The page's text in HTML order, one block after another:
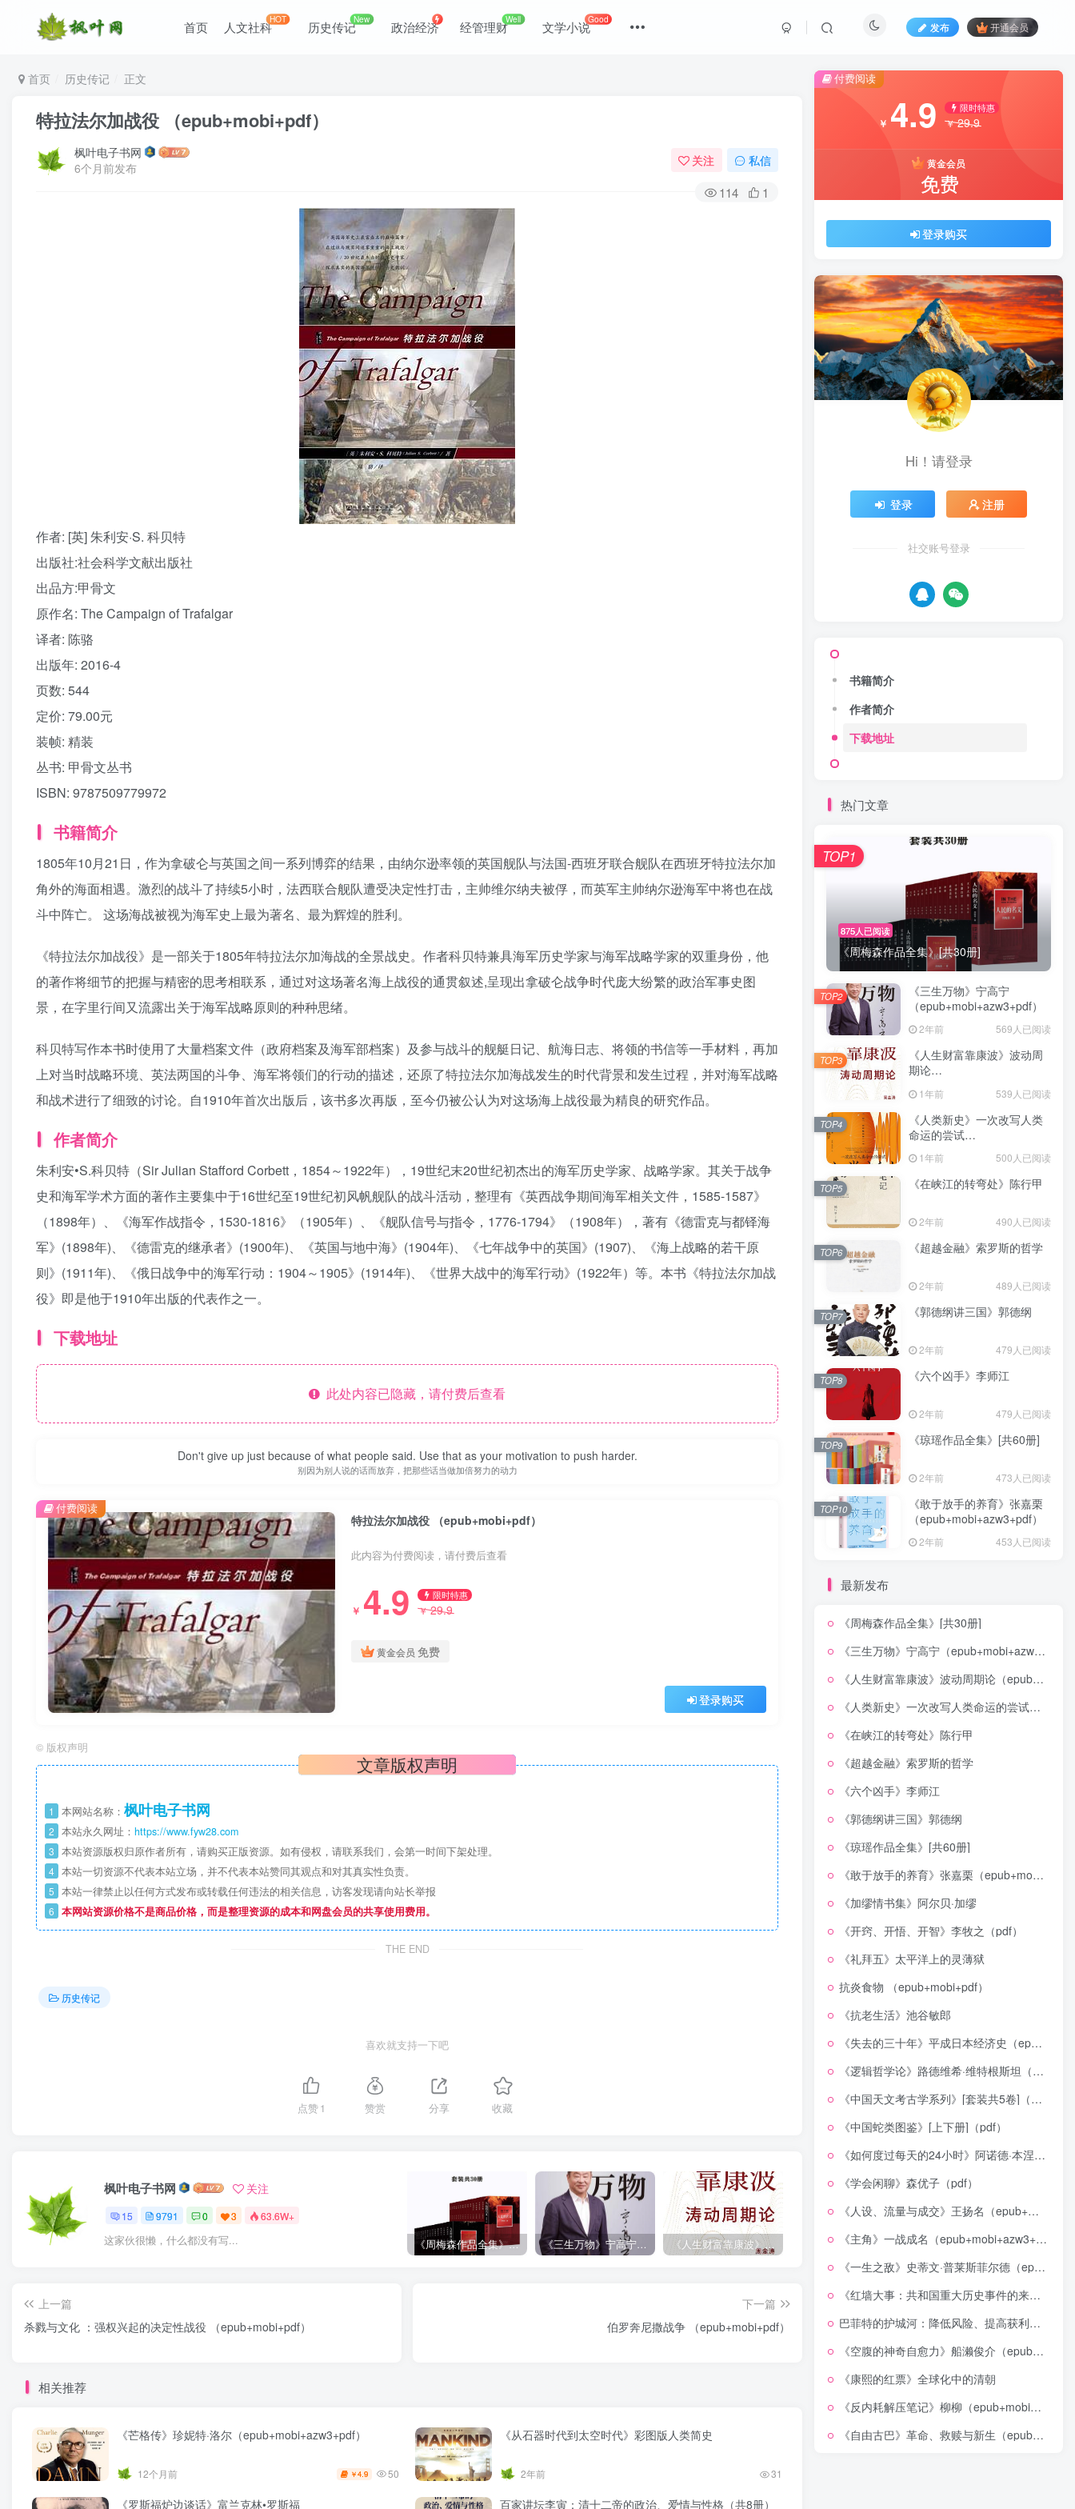
首页 人文社科HOT 历史传记New 政治经济 经管理财Well 文学小说Good
发布 开通会员
首页 历史传记 正文
特拉法尔加战役 （epub+mobi+pdf）
枫叶电子书网
6个月前发布
关注 私信
114 1
作者: [英] 朱利安·S. 科贝特
出版社:社会科学文献出版社
出品方:甲骨文
原作名: The Campaign of Trafalgar
译者: 陈骆
出版年: 2016-4
页数: 544
定价: 79.00元
装帧: 精装
丛书: 甲骨文丛书
ISBN: 9787509779972
书籍简介
1805年10月21日，作为拿破仑与英国之间一系列博弈的结果，由纳尔逊率领的英国舰队与法国-西班牙联合舰队在西班牙特拉法尔加
角外的海面相遇。激烈的战斗了持续5小时，法西联合舰队遭受决定性打击，主帅维尔纳夫被俘，而英军主帅纳尔逊海军中将也在战
斗中阵亡。 这场海战被视为海军史上最为著名、最为辉煌的胜利。
《特拉法尔加战役》是一部关于1805年特拉法尔加海战的全景战史。作者科贝特兼具海军历史学家与海军战略学家的双重身份，他
的著作将细节的把握与精密的思考相联系，通过对这场著名海上战役的通贯叙述,呈现出拿破仑战争时代庞大纷繁的政治军事史图
景，在字里行间又流露出关于海军战略原则的种种思绪。
科贝特写作本书时使用了大量档案文件（政府档案及海军部档案）及参与战斗的舰艇日记、航海日志、将领的书信等一手材料，再加
上对当时战略环境、英法两国的斗争、海军将领们的行动的描述，还原了特拉法尔加海战发生的时代背景和发生过程，并对海军战略
和战术进行了细致的讨论。自1910年首次出版后，该书多次再版，至今仍被公认为对这场海上战役最为精良的研究作品。
作者简介
朱利安•S.科贝特（Sir Julian Stafford Corbett，1854～1922年），19世纪末20世纪初杰出的海军历史学家、战略学家。其关于战争
史和海军学术方面的著作主要集中于16世纪至19世纪初风帆舰队的战斗活动，整理有《英西战争期间海军相关文件，1585-1587》
（1898年）、《海军作战指令，1530-1816》（1905年）、《舰队信号与指令，1776-1794》（1908年），著有《德雷克与都铎海
军》(1898年)、《德雷克的继承者》(1900年)、《英国与地中海》(1904年)、《七年战争中的英国》(1907)、《海上战略的若干原
则》(1911年)、《俄日战争中的海军行动：1904～1905》(1914年)、《世界大战中的海军行动》(1922年）等。本书《特拉法尔加战
役》即是他于1910年出版的代表作之一。
下载地址
此处内容已隐藏，请付费后查看
Don't give up just because of what people said. Use that as your motivation to push harder.
别因为别人说的话而放弃，把那些话当做加倍努力的动力
特拉法尔加战役 （epub+mobi+pdf）
此内容为付费阅读，请付费后查看
￥ 4.9 限时特惠
￥29.9
黄金会员 免费
登录购买
付费阅读
© 版权声明
文章版权声明
1 本网站名称： 枫叶电子书网
2 本站永久网址： https://www.fyw28.com
3 本站资源版权归原作者所有，请购买正版资源。如有侵权，请联系我们，会第一时间下架处理。
4 本站一切资源不代表本站立场，并不代表本站赞同其观点和对其真实性负责。
5 本站一律禁止以任何方式发布或转载任何违法的相关信息，访客发现请向站长举报
6 本网站资源价格不是商品价格，而是整理资源的成本和网盘会员的共享使用费用。
THE END
历史传记
喜欢就支持一下吧
点赞1 赞赏 分享 收藏
枫叶电子书网 关注
15 9791 0 3 63.6W+
这家伙很懒，什么都没有写... 《周梅森作品全集》[共30册] 《三生万物》宁高宁（epub+mobi+azw3+pdf） 《人生财富靠康波》波动周期论（epub+mobi+azw3+pdf） 《人类新史》一次改写人类命运的尝试（epub+mobi+azw3+pdf） 《在峡江的转弯处》陈行甲
上一篇
杀戮与文化 ：强权兴起的决定性战役 （epub+mobi+pdf）
下一篇
伯罗奔尼撒战争 （epub+mobi+pdf）
相关推荐
《芒格传》珍妮特·洛尔（epub+mobi+azw3+pdf）
12个月前 ￥4.9 50
《从石器时代到太空时代》彩图版人类简史
2年前 31
《罗斯福炉边谈话》富兰克林•罗斯福 百家讲坛李寅：清十二帝的政治、爱情与性格（共8册）
付费阅读
￥ 4.9 限时特惠
￥29.9
黄金会员
免费
登录购买
Hi！请登录
登录 注册
社交账号登录
书籍简介
作者简介
下载地址
热门文章
875人已阅读
《周梅森作品全集》[共30册]
TOP1
《三生万物》宁高宁
（epub+mobi+azw3+pdf）
2年前 569人已阅读
TOP2
《人生财富靠康波》波动周
期论
1年前 539人已阅读
TOP3
《人类新史》一次改写人类
命运的尝试
1年前 500人已阅读
TOP4
《在峡江的转弯处》陈行甲
2年前 490人已阅读
TOP5
《超越金融》索罗斯的哲学
2年前 489人已阅读
TOP6
《郭德纲讲三国》郭德纲
2年前 479人已阅读
TOP7
《六个凶手》李师江
2年前 479人已阅读
TOP8
《琼瑶作品全集》[共60册]
2年前 473人已阅读
TOP9
《敢于放手的养育》张嘉栗
（epub+mobi+azw3+pdf）
2年前 453人已阅读
TOP10
最新发布
《周梅森作品全集》[共30册]
《三生万物》宁高宁（epub+mobi+azw3+pdf）
《人生财富靠康波》波动周期论（epub+mobi+azw3+pdf）
《人类新史》一次改写人类命运的尝试（epub+mobi+azw3+pdf）
《在峡江的转弯处》陈行甲
《超越金融》索罗斯的哲学
《六个凶手》李师江
《郭德纲讲三国》郭德纲
《琼瑶作品全集》[共60册]
《敢于放手的养育》张嘉栗（epub+mobi+azw3+pdf）
《加缪情书集》阿尔贝·加缪
《开窍、开悟、开智》李牧之（pdf）
《礼拜五》太平洋上的灵薄狱
抗炎食物 （epub+mobi+pdf）
《抗老生活》池谷敏郎
《失去的三十年》平成日本经济史（epub+mobi+azw3+pdf）
《逻辑哲学论》路德维希·维特根斯坦（epub+mobi+azw3+pdf）
《中国天文考古学系列》[套装共5卷]（epub+mobi+azw3+pdf）
《中国蛇类图鉴》[上下册]（pdf）
《如何度过每天的24小时》阿诺德·本涅特（epub+mobi+azw3+pdf）
《学会闲聊》森优子（pdf）
《人设、流量与成交》王扬名（epub+mobi+azw3+pdf）
《主角》一战成名（epub+mobi+azw3+pdf）
《一生之敌》史蒂文·普莱斯菲尔德（epub+mobi+azw3+pdf）
《红墙大事：共和国重大历史事件的来龙去脉》（全二册）（pdf）
巴菲特的护城河：降低风险、提高获利的股市真规则(epub+azw3+mobi)
《空腹的神奇自愈力》船濑俊介（epub+mobi+azw3+pdf）
《康熙的红票》全球化中的清朝
《反内耗解压笔记》柳柳（epub+mobi+azw3+pdf）
《自由古巴》革命、救赎与新生（epub+mobi+azw3+pdf）
登录
没有账号？立即注册
用户名/手机号/邮箱
登录密码
记住登录
社交账号登录